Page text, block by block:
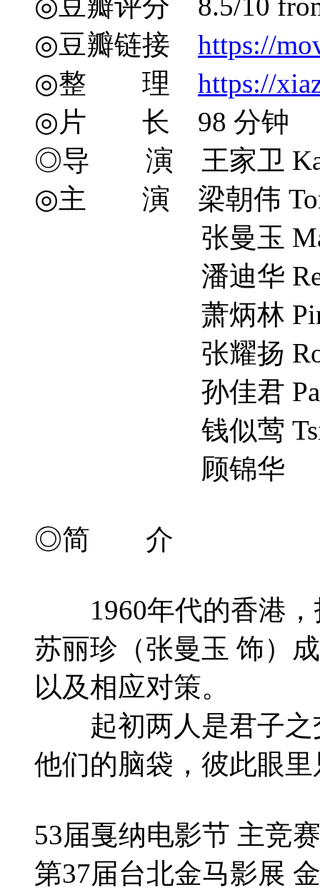
◎豆瓣链接 https://
◎整 理 https://
◎片 长 98 分钟
◎导 演 王家卫 Kar
◎主 演 梁朝伟 Tony
张曼玉
潘迪华
萧炳林 Ping
张耀扬 Roy
孙佳君
钱似莺 Tsi-
顾锦华
◎简 介
1960年代的香港，
苏丽珍（张曼玉 饰）
以及相应对策。
起初两人是君子之交
他们的脑袋，彼此眼
53届戛纳电影节 主竞
第37届台北金马影展